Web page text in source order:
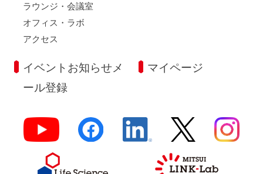
ラウンジ・会議室
オフィス・ラボ
アクセス
イベントお知らせメ
ール登録
マイページ